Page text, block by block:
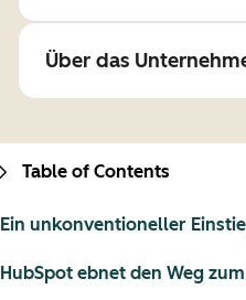
Über das
Table of Contents
Ein unkonventioneller
HubSpot ebnet den Weg